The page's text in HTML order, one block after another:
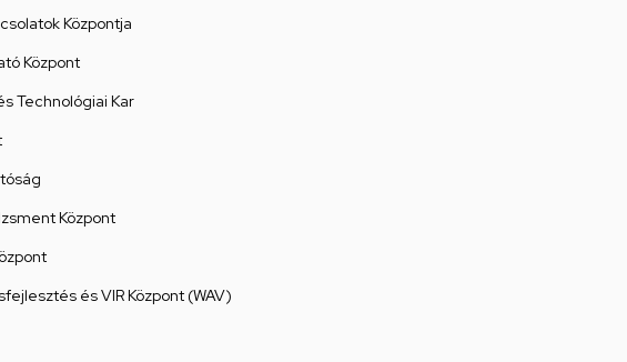
Központja
Központ
Technológiai Kar
Központ
és VIR Központ (WAV)